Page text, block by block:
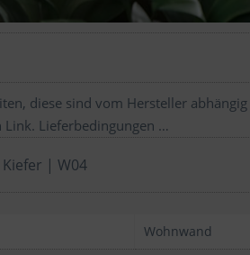
diese sind vom Hersteller
Link. Lieferbedingungen …
| W04
Wohnwand